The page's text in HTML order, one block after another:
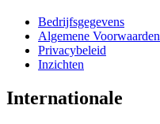
Bedrijfsgegevens
Algemene Voorwaarden
Privacybeleid
Inzichten
Internationale